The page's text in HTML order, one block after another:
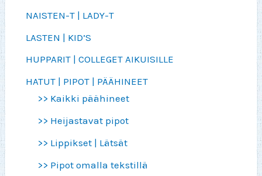
NAISTEN-T | LADY-T
LASTEN | KID’S
HUPPARIT | COLLEGET AIKUISILLE
HATUT | PIPOT | PÄÄHINEET
>> Kaikki päähineet
>> Heijastavat pipot
>> Lippikset | Lätsät
>> Pipot omalla tekstillä